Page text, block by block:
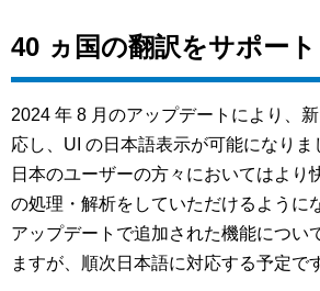
40 ヵ国の翻訳をサポート
2024 年 8 月のアップデートにより、
応し、UI の日本語表示が可能になりま
日本のユーザーの方々においてはより
の処理・解析をしていただけるように
アップデートで追加された機能につい
ますが、順次日本語に対応する予定で